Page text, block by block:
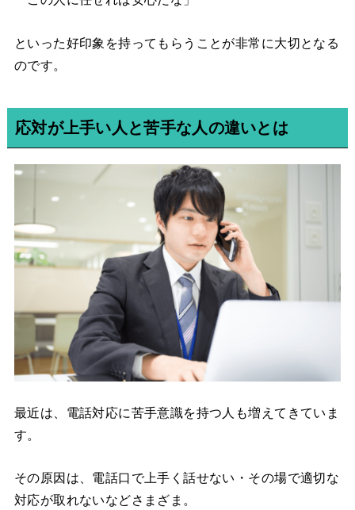
といった好印象を持ってもらうことが非常に大切となる
のです。
応対が上手い人と苦手な人の違いとは
最近は、電話対応に苦手意識を持つ人も増えてきていま
す。
その原因は、電話口で上手く話せない・その場で適切な
対応が取れないなどさまざま。